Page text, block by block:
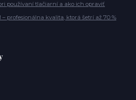
používaní tlačiarní a ako ich opraviť
– profesionálna kvalita, ktorá šetrí až 70 %